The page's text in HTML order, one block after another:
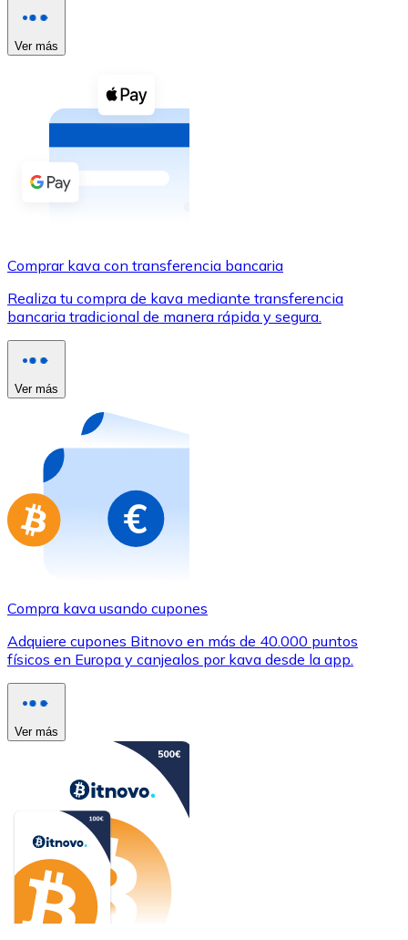
Ver todo
Compra criptomonedas con efectivo en tu tienda más
Comprar con efectivo
Transferencia SEPA
Utiliza tarjetas Visa y Mastercard para comprar
Comprar con tarjeta
Compra tarjetas regalo de tus marcas favoritas con
Ir a la tienda de tarjetas regalo
Ver más
Comprar kava con transferencia bancaria
Realiza tu compra de kava mediante transferencia
bancaria tradicional de manera rápida y segura.
Ver más
Compra kava usando cupones
Adquiere cupones Bitnovo en más de 40.000 puntos
físicos en Europa y canjealos por kava desde la app.
Ver más